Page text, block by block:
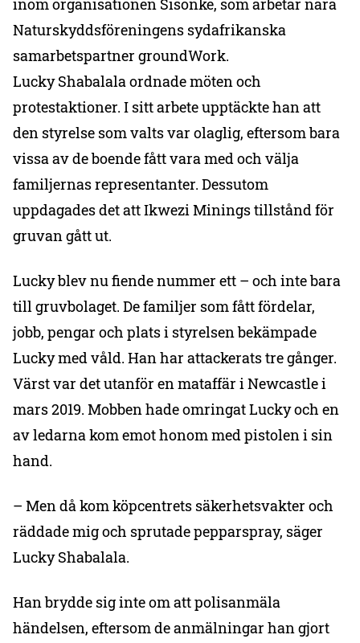
inom organisationen Sisonke, som arbetar nära
Naturskyddsföreningens sydafrikanska
samarbetspartner groundWork.
Lucky Shabalala ordnade möten och
protestaktioner. I sitt arbete upptäckte han att
den styrelse som valts var olaglig, eftersom bara
vissa av de boende fått vara med och välja
familjernas representanter. Dessutom
uppdagades det att Ikwezi Minings tillstånd för
gruvan gått ut.
Lucky blev nu fiende nummer ett – och inte bara
till gruvbolaget. De familjer som fått fördelar,
jobb, pengar och plats i styrelsen bekämpade
Lucky med våld. Han har attackerats tre gånger.
Värst var det utanför en mataffär i Newcastle i
mars 2019. Mobben hade omringat Lucky och en
av ledarna kom emot honom med pistolen i sin
hand.
– Men då kom köpcentrets säkerhetsvakter och
räddade mig och sprutade pepparspray, säger
Lucky Shabalala.
Han brydde sig inte om att polisanmäla
händelsen, eftersom de anmälningar han gjort